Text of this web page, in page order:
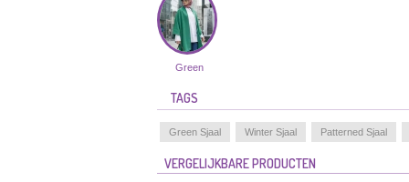
Green
TAGS
Green Sjaal Winter Sjaal Patterned Sjaal
VERGELIJKBARE PRODUCTEN